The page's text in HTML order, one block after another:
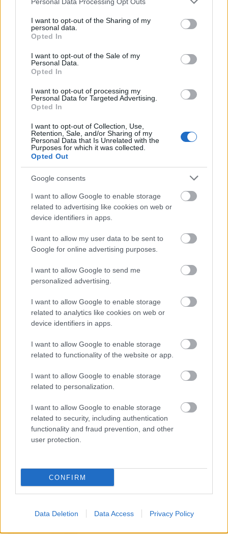
not limited to your visit or usage behaviour. You may click to
grant or deny consent to Google and its third-party tags to
use your data for below specified purposes in below Google
consent section.
I want to opt-out of the Sharing of my
personal data.
Opted In
I want to opt-out of the Sale of my
Personal Data.
Opted In
I want to opt-out of processing my
Personal Data for Targeted Advertising.
Opted In
I want to opt-out of Collection, Use,
Retention, Sale, and/or Sharing of my
Personal Data that Is Unrelated with the
Purposes for which it was collected.
Opted Out
Google consents
I want to allow Google to enable storage
related to advertising like cookies on web or
device identifiers in apps.
I want to allow my user data to be sent to
Google for online advertising purposes.
I want to allow Google to send me
personalized advertising.
I want to allow Google to enable storage
related to analytics like cookies on web or
device identifiers in apps.
I want to allow Google to enable storage
related to functionality of the website or app.
I want to allow Google to enable storage
related to personalization.
I want to allow Google to enable storage
related to security, including authentication
functionality and fraud prevention, and other
user protection.
CONFIRM
Data Deletion Data Access Privacy Policy
időjárásnak nemcsak ebben gyönyörködhetett a
közönség, hanem a színésznő formás lábaiban is.
Megosztás
Messengeren
Itt állíthatod be, hogy a Google
keresőben könnyebben megtaláld a
glamour.hu cikkeit
DEKOLTÁZS